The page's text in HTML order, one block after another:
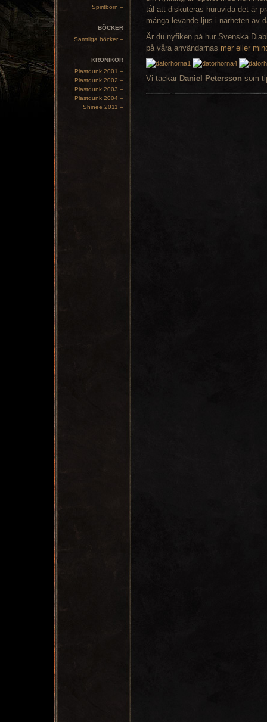
Spiritborn –
BÖCKER
Samtliga böcker –
KRÖNIKOR
Plastdunk 2001 –
Plastdunk 2002 –
Plastdunk 2003 –
Plastdunk 2004 –
Shinee 2011 –
tål att diskuteras huruvida det är
många levande ljus i närheten av
Är du nyfiken på hur Svenska
på våra användarnas mer eller
Vi tackar Daniel Petersson som